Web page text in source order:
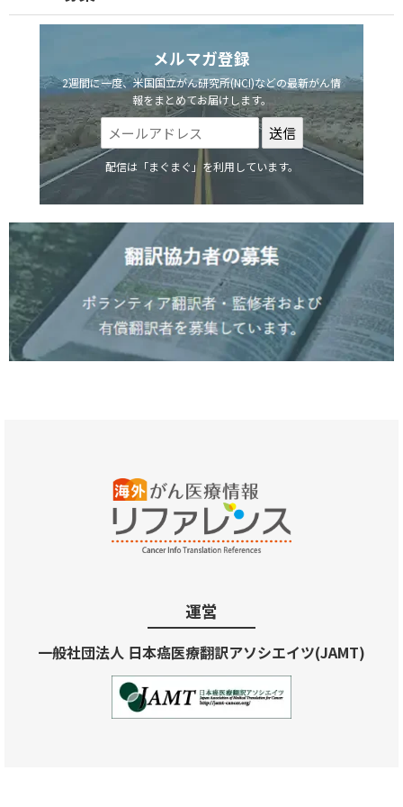
メルマガ登録
2週間に一度、米国国立がん研究所(NCI)などの最新がん情
報をまとめてお届けします。
配信は「まぐまぐ」を利用しています。
運営
一般社団法人 日本癌医療翻訳アソシエイツ(JAMT)